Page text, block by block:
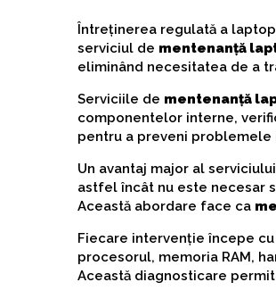
Întreținerea regulată a
serviciul de mentenanță
eliminând necesitatea de a
Serviciile de mentenanță
componentelor interne,
pentru a preveni problemele
Un avantaj major al
astfel încât nu este necesar
Această abordare face ca
Fiecare intervenție începe
procesorul, memoria RAM,
Această diagnosticare